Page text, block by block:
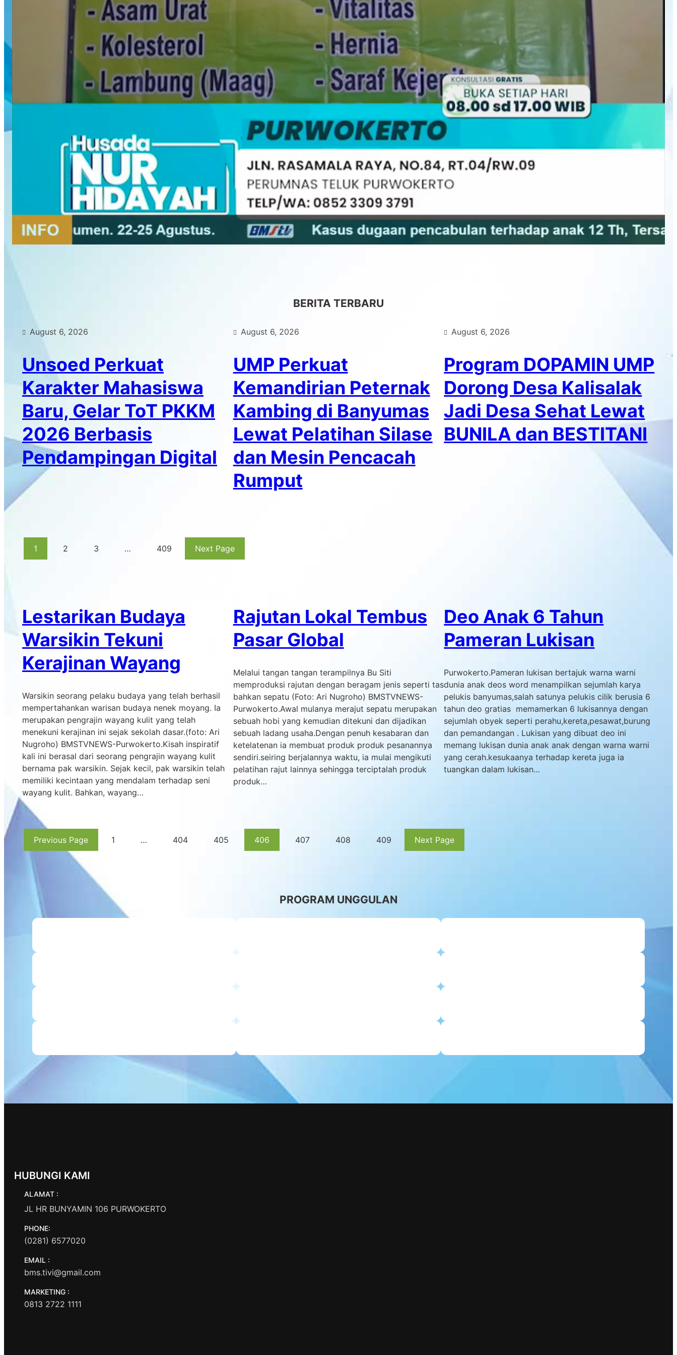
Stream
BERITA TERBARU
August 6, 2026
Unsoed Perkuat
Karakter Mahasiswa
Baru, Gelar ToT PKKM
2026 Berbasis
Pendampingan Digital
August 6, 2026
UMP Perkuat
Kemandirian Peternak
Kambing di Banyumas
Lewat Pelatihan Silase
dan Mesin Pencacah
Rumput
August 6, 2026
Program DOPAMIN UMP
Dorong Desa Kalisalak
Jadi Desa Sehat Lewat
BUNILA dan BESTITANI
1 2 3 … 409 Next Page
Lestarikan Budaya
Warsikin Tekuni
Kerajinan Wayang
Warsikin seorang pelaku budaya yang telah berhasil
mempertahankan warisan budaya nenek moyang. Ia
merupakan pengrajin wayang kulit yang telah
menekuni kerajinan ini sejak sekolah dasar.(foto: Ari
Nugroho) BMSTVNEWS-Purwokerto.Kisah inspiratif
kali ini berasal dari seorang pengrajin wayang kulit
bernama pak warsikin. Sejak kecil, pak warsikin telah
memiliki kecintaan yang mendalam terhadap seni
wayang kulit. Bahkan, wayang…
Rajutan Lokal Tembus
Pasar Global
Melalui tangan tangan terampilnya Bu Siti
memproduksi rajutan dengan beragam jenis seperti tas
bahkan sepatu (Foto: Ari Nugroho) BMSTVNEWS-
Purwokerto.Awal mulanya merajut sepatu merupakan
sebuah hobi yang kemudian ditekuni dan dijadikan
sebuah ladang usaha.Dengan penuh kesabaran dan
ketelatenan ia membuat produk produk pesanannya
sendiri.seiring berjalannya waktu, ia mulai mengikuti
pelatihan rajut lainnya sehingga terciptalah produk
produk…
Deo Anak 6 Tahun
Pameran Lukisan
Purwokerto.Pameran lukisan bertajuk warna warni
dunia anak deos word menampilkan sejumlah karya
pelukis banyumas,salah satunya pelukis cilik berusia 6
tahun deo gratias memamerkan 6 lukisannya dengan
sejumlah obyek seperti perahu,kereta,pesawat,burung
dan pemandangan . Lukisan yang dibuat deo ini
memang lukisan dunia anak anak dengan warna warni
yang cerah.kesukaanya terhadap kereta juga ia
tuangkan dalam lukisan…
Previous Page 1 … 404 405 406 407 408 409 Next Page
PROGRAM UNGGULAN
HUBUNGI KAMI
ALAMAT :
JL HR BUNYAMIN 106 PURWOKERTO
PHONE:
(0281) 6577020
EMAIL :
bms.tivi@gmail.com
MARKETING :
0813 2722 1111